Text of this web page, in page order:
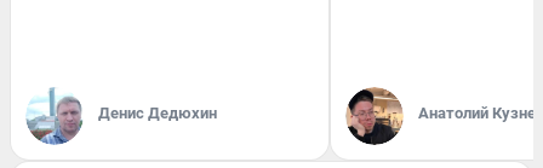
Денис Дедюхин Анатолий